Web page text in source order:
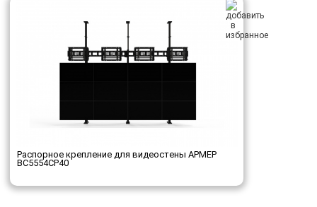
Распорное крепление для видеостены АРМЕР
ВС5554СР40